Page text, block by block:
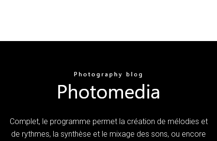
Complet, le programme permet la création de mélodies et
de rythmes, la synthèse et le mixage des sons, ou encore